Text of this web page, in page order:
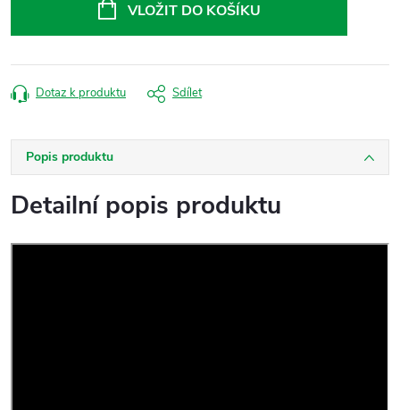
VLOŽIT DO KOŠÍKU
Dotaz k produktu Sdílet
Popis produktu
Detailní popis produktu